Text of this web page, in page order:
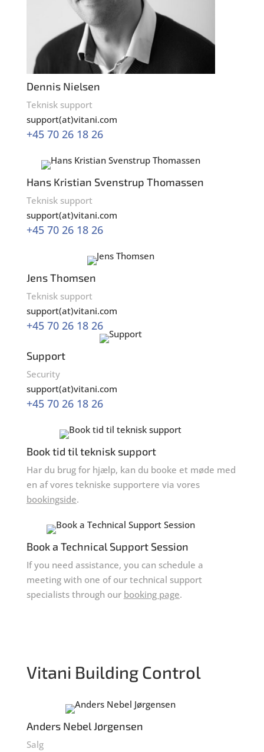
Dennis Nielsen
Teknisk support
support(at)vitani.com
+45 70 26 18 26
Hans Kristian Svenstrup Thomassen
Teknisk support
support(at)vitani.com
+45 70 26 18 26
Jens Thomsen
Teknisk support
support(at)vitani.com
+45 70 26 18 26
Support
Security
support(at)vitani.com
+45 70 26 18 26
Book tid til teknisk support
Har du brug for hjælp, kan du booke et møde med
en af vores tekniske supportere via vores
bookingside.
Book a Technical Support Session
If you need assistance, you can schedule a
meeting with one of our technical support
specialists through our booking page.
Vitani Building Control
Anders Nebel Jørgensen
Salg